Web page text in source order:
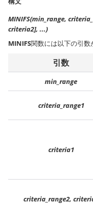
MINIFS(min_range,
criteria2], ...)
MINIFS関数には以下の引数
引数
min_range
criteria_range1
criteria1
criteria_range2,